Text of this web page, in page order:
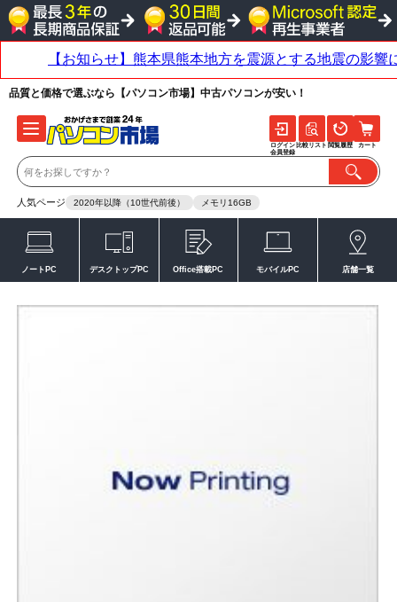
品質と価格で選ぶなら【パソコン市場】中古パソコンが安い！
人気ページ 2020年以降（10世代前後） メモリ16GB
ログイン
会員登録
比較リスト 閲覧履歴 カート
ノートPC デスクトップPC Office搭載PC モバイルPC 店舗一覧